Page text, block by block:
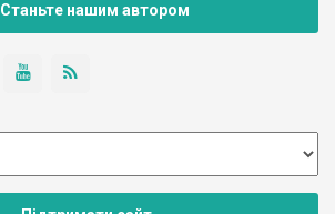
Станьте нашим автором